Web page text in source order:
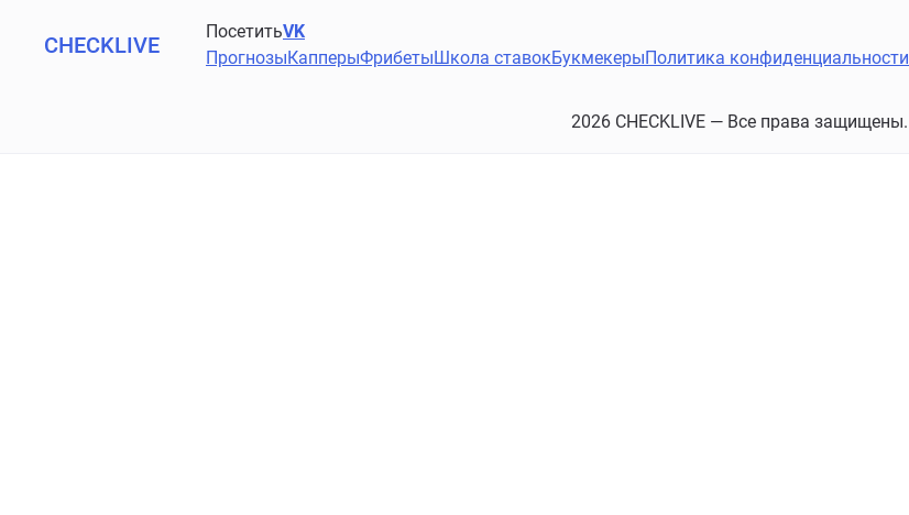
CHECKLIVE
ПосетитьVK
ПрогнозыКапперыФрибетыШкола ставокБукмекерыПолитика конфиденциальности
2026 CHECKLIVE — Все права защищены.